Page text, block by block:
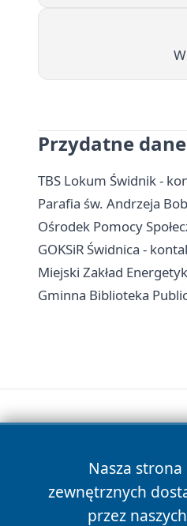
Przydatne
TBS Lokum Świdnik -
Parafia św. Andrzeja
Ośrodek Pomocy
GOKSiR Świdnica -
Miejski Zakład
Gminna Biblioteka
Nasza
zewnętrznych
przez